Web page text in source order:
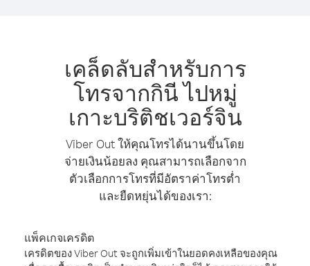
เคล็ดลับสำหรับการ
โทรจากกินี ไปหมู่
เกาะบริติชเวอร์จิน
Viber Out ให้คุณโทรได้นานขึ้นโดย
จ่ายเงินน้อยลง คุณสามารถเลือกจาก
ตัวเลือกการโทรที่มีอัตราค่าโทรต่ำ
และยืดหยุ่นได้ของเรา:
แพ็คเกจเครดิต
เครดิตของ Viber Out จะถูกเพิ่มเข้าในยอดคงเหลือของคุณ